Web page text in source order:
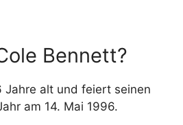
Bennett?
Jahre alt und feiert seinen
am 14. Mai 1996.